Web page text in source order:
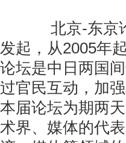
北京-东京论
发起，从2005年
论坛是中日两国
过官民互动，加
本届论坛为期两
术界、媒体的代